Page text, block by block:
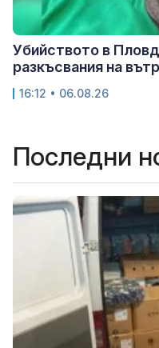
Убийството в
разкъсвания на
16:12 • 06.08.26
Последни